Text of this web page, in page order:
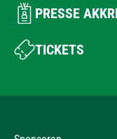
PRESSE
TICKETS